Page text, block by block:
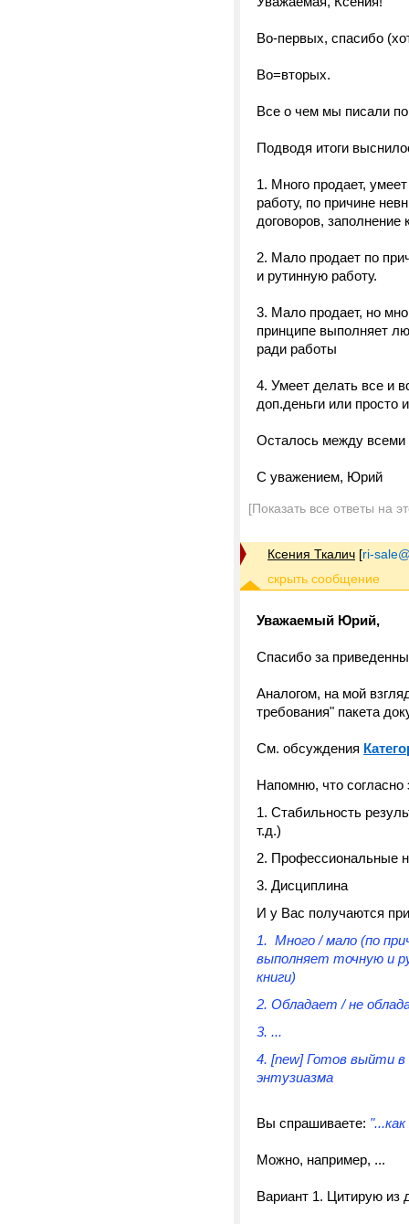
Во-первых, спасибо
Во=вторых.
Все о чем мы писали
Подводя итоги
1. Много продает,
работу, по причине
договоров, заполнение
2. Мало продает по
и рутинную работу.
3. Мало продает, но
принципе выполняет
ради работы
4. Умеет делать все и
доп.деньги или просто
Осталось между всеми
С уважением, Юрий
[Показать все ответы на
Ксения Ткалич [ri-
Уважаемый Юрий,
Спасибо за
Аналогом, на мой
требования" пакета
См. обсуждения
Напомню, что согласно
Cтабильность
т.д.)
Профессиональные
Дисциплина
И у Вас получаются
Много / мало (по
выполняет точную и
книги)
Обладает / не
...
[new]Готов выйти в
энтузиазма
Вы спрашиваете:
Можно, например, ...
Вариант 1. Цитирую из